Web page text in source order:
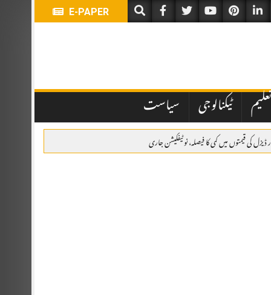
E-PAPER
تعلیم ٹیکنالوجی سیاست
کی قیمتوں میں کمی کا فیصلہ، نوٹیفکیشن جاری